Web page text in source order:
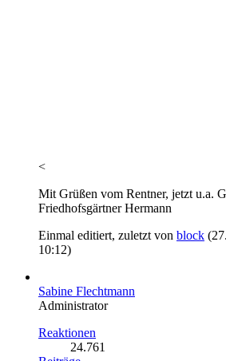
<
Mit Grüßen vom Rentner, jetzt u.a.
Friedhofsgärtner Hermann
Einmal editiert, zuletzt von block (
10:12)
Sabine Flechtmann
Administrator
Reaktionen
24.761